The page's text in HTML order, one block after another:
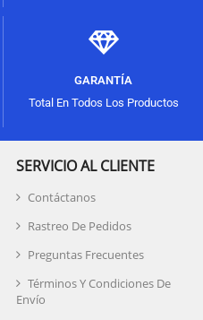
GARANTÍA
Total En Todos Los Productos
SERVICIO AL CLIENTE
Contáctanos
Rastreo De Pedidos
Preguntas Frecuentes
Términos Y Condiciones De
Envío